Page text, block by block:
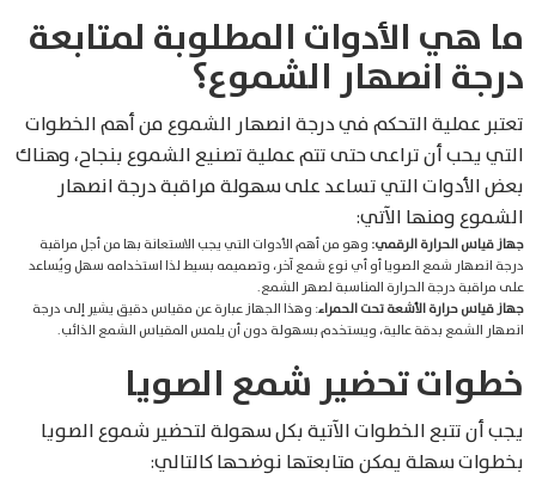
ما هي الأدوات المطلوبة لمتابعة
درجة انصهار الشموع؟
تعتبر عملية التحكم في درجة انصهار الشموع من أهم الخطوات
التي يحب أن تراعى حتى تتم عملية تصنيع الشموع بنجاح، وهناك
بعض الأدوات التي تساعد على سهولة مراقبة درجة انصهار
الشموع ومنها الآتي:
جهاز قياس الحرارة الرقمي: وهو من أهم الأدوات التي يجب الاستعانة بها من أجل مراقبة
درجة انصهار شمع الصويا أو أي نوع شمع آخر، وتصميمه بسيط لذا استخدامه سهل ويُساعد
على مراقبة درجة الحرارة المناسبة لصهر الشمع.
جهاز قياس حرارة الأشعة تحت الحمراء: وهذا الجهاز عبارة عن مقياس دقيق يشير إلى درجة
انصهار الشمع بدقة عالية، ويستخدم بسهولة دون أن يلمس المقياس الشمع الذائب.
خطوات تحضير شمع الصويا
يجب أن تتبع الخطوات الآتية بكل سهولة لتحضير شموع الصويا
بخطوات سهلة يمكن متابعتها نوضحها كالتالي: